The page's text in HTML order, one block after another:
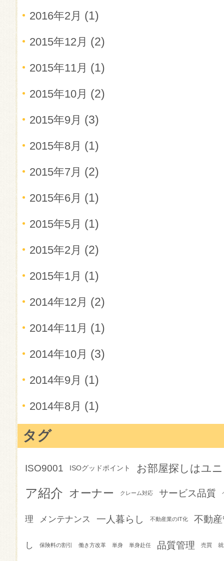
2016年2月 (1)
2015年12月 (2)
2015年11月 (1)
2015年10月 (2)
2015年9月 (3)
2015年8月 (1)
2015年7月 (2)
2015年6月 (1)
2015年5月 (1)
2015年2月 (2)
2015年1月 (1)
2014年12月 (2)
2014年11月 (1)
2014年10月 (3)
2014年9月 (1)
2014年8月 (1)
タグ
ISO9001 ISOグッドポイント お部屋探しはユ
ア紹介 オーナー クレーム対応 サービス品質
理 メンテナンス 一人暮らし 不動産業のIT化 不動
し 保険料の割引 働き方改革 単身 単身赴任 品質管理 売買